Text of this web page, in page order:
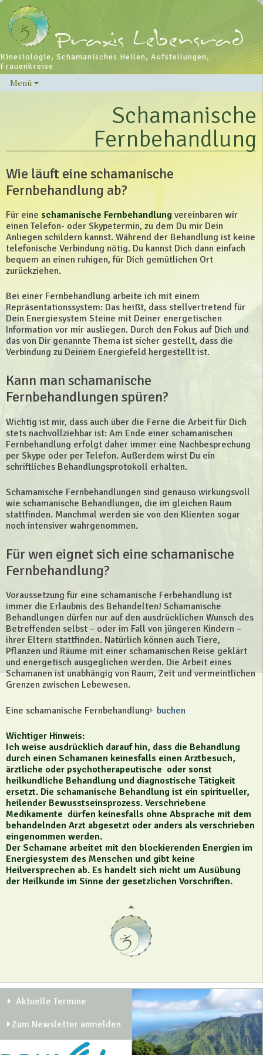
Kinesiologie, Schamanisches Heilen, Aufstellungen,
Frauenkreise
Menü
Skip
Schamanische
Fernbehandlung
Wie läuft eine schamanische
Fernbehandlung ab?
Für eine schamanische Fernbehandlung vereinbaren wir
einen Telefon- oder Skypetermin, zu dem Du mir Dein
Anliegen schildern kannst. Während der Behandlung ist keine
telefonische Verbindung nötig. Du kannst Dich dann einfach
bequem an einen ruhigen, für Dich gemütlichen Ort
zurückziehen.
Bei einer Fernbehandlung arbeite ich mit einem
Repräsentationssystem: Das heißt, dass stellvertretend für
Dein Energiesystem Steine mit Deiner energetischen
Information vor mir ausliegen. Durch den Fokus auf Dich und
das von Dir genannte Thema ist sicher gestellt, dass die
Verbindung zu Deinem Energiefeld hergestellt ist.
Kann man schamanische
Fernbehandlungen spüren?
Wichtig ist mir, dass auch über die Ferne die Arbeit für Dich
stets nachvollziehbar ist: Am Ende einer schamanischen
Fernbehandlung erfolgt daher immer eine Nachbesprechung
per Skype oder per Telefon. Außerdem wirst Du ein
schriftliches Behandlungsprotokoll erhalten.
Schamanische Fernbehandlungen sind genauso wirkungsvoll
wie schamanische Behandlungen, die im gleichen Raum
stattfinden. Manchmal werden sie von den Klienten sogar
noch intensiver wahrgenommen.
Für wen eignet sich eine schamanische
Fernbehandlung?
Voraussetzung für eine schamanische Ferbehandlung ist
immer die Erlaubnis des Behandelten! Schamanische
Behandlungen dürfen nur auf den ausdrücklichen Wunsch des
Betreffenden selbst – oder im Fall von jüngeren Kindern –
ihrer Eltern stattfinden. Natürlich können auch Tiere,
Pflanzen und Räume mit einer schamanischen Reise geklärt
und energetisch ausgeglichen werden. Die Arbeit eines
Schamanen ist unabhängig von Raum, Zeit und vermeintlichen
Grenzen zwischen Lebewesen.
Eine schamanische Fernbehandlung buchen
Wichtiger Hinweis:
Ich weise ausdrücklich darauf hin, dass die Behandlung
durch einen Schamanen keinesfalls einen Arztbesuch,
ärztliche oder psychotherapeutische oder sonst
heilkundliche Behandlung und diagnostische Tätigkeit
ersetzt. Die schamanische Behandlung ist ein spiritueller,
heilender Bewusstseinsprozess. Verschriebene
Medikamente dürfen keinesfalls ohne Absprache mit dem
behandelnden Arzt abgesetzt oder anders als verschrieben
eingenommen werden.
Der Schamane arbeitet mit den blockierenden Energien im
Energiesystem des Menschen und gibt keine
Heilversprechen ab. Es handelt sich nicht um Ausübung
der Heilkunde im Sinne der gesetzlichen Vorschriften.
Aktuelle Termine
Zum Newsletter anmelden